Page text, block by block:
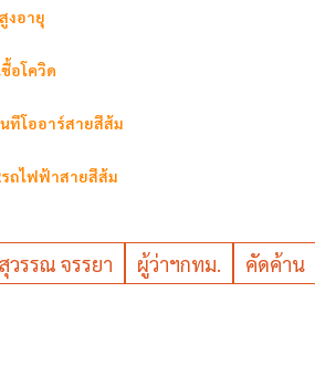
งอายุ
อโควิด
ทีโออาร์สายสีส้ม
ถไฟฟ้าสายสีส้ม
วรรณ จรรยา ผู้ว่าฯกทม. คัดค้าน